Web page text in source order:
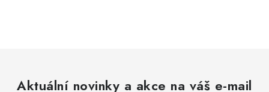
Aktuální novinky a akce na váš e-mail